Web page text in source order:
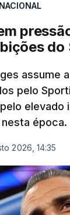
assume
pelo
elevado
época.
2026, 14:35